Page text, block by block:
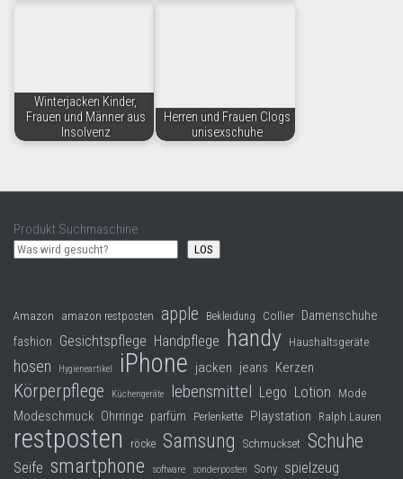
Winterjacken Kinder,
Frauen und Männer aus
Insolvenz
Herren und Frauen Clogs
unisexschuhe
Produkt Suchmaschine
LOS
Amazon amazon restposten apple Bekleidung Collier Damenschuhe
fashion Gesichtspflege Handpflege handy Haushaltsgeräte
hosen Hygieneartikel iPhone jacken jeans Kerzen
Körperpflege Küchengeräte lebensmittel Lego Lotion Mode
Modeschmuck Ohrringe parfüm Perlenkette Playstation Ralph Lauren
restposten röcke Samsung Schmuckset Schuhe
Seife smartphone software sonderposten Sony spielzeug